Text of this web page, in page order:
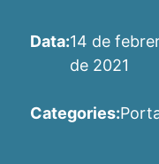
Data:14 de
de 2021
Categories: